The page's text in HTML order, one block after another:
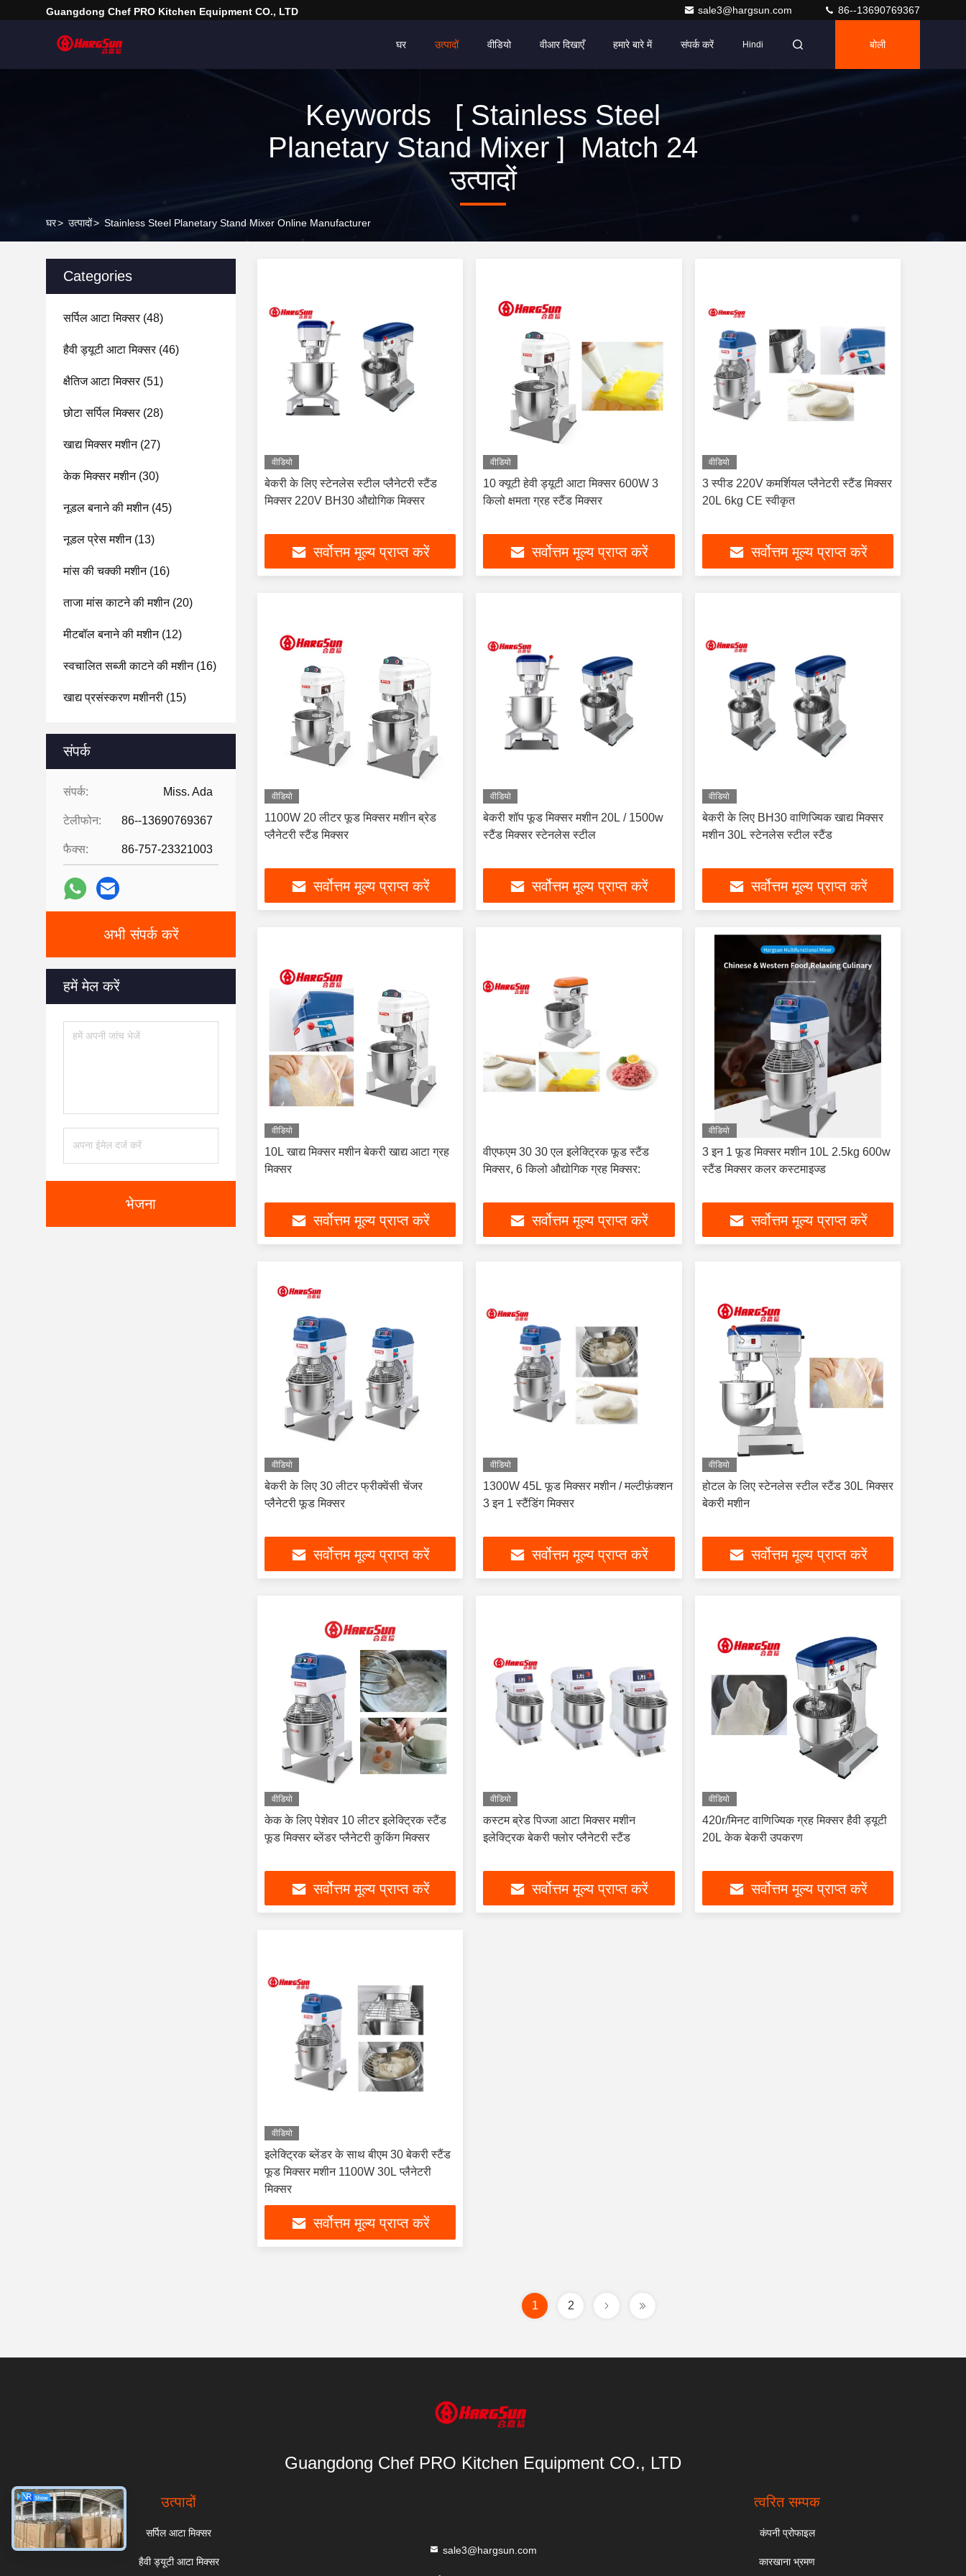
Guangdong Chef PRO Kitchen Equipment CO., LTD sale3@hargsun.com 86--13690769367
घर उत्पादों वीडियो वीआर दिखाएँ हमारे बारे में संपर्क करें Hindi बोली
Keywords [ Stainless Steel
Planetary Stand Mixer ] Match 24
उत्पादों
घर> उत्पादों> Stainless Steel Planetary Stand Mixer Online Manufacturer
Categories
सर्पिल आटा मिक्सर(48)
हैवी ड्यूटी आटा मिक्सर(46)
क्षैतिज आटा मिक्सर(51)
छोटा सर्पिल मिक्सर(28)
खाद्य मिक्सर मशीन(27)
केक मिक्सर मशीन(30)
नूडल बनाने की मशीन(45)
नूडल प्रेस मशीन(13)
मांस की चक्की मशीन(16)
ताजा मांस काटने की मशीन(20)
मीटबॉल बनाने की मशीन(12)
स्वचालित सब्जी काटने की मशीन(16)
खाद्य प्रसंस्करण मशीनरी (15)
संपर्क
संपर्क: Miss. Ada
टेलीफोन: 86--13690769367
फैक्स: 86-757-23321003
अभी संपर्क करें
हमें मेल करें
भेजना
वीडियो
बेकरी के लिए स्टेनलेस स्टील प्लैनेटरी स्टैंड
मिक्सर 220V BH30 औद्योगिक मिक्सर
सर्वोत्तम मूल्य प्राप्त करें
वीडियो
10 क्यूटी हेवी ड्यूटी आटा मिक्सर 600W 3
किलो क्षमता ग्रह स्टैंड मिक्सर
सर्वोत्तम मूल्य प्राप्त करें
वीडियो
3 स्पीड 220V कमर्शियल प्लैनेटरी स्टैंड मिक्सर
20L 6kg CE स्वीकृत
सर्वोत्तम मूल्य प्राप्त करें
वीडियो
1100W 20 लीटर फूड मिक्सर मशीन ब्रेड
प्लैनेटरी स्टैंड मिक्सर
सर्वोत्तम मूल्य प्राप्त करें
वीडियो
बेकरी शॉप फूड मिक्सर मशीन 20L / 1500w
स्टैंड मिक्सर स्टेनलेस स्टील
सर्वोत्तम मूल्य प्राप्त करें
वीडियो
बेकरी के लिए BH30 वाणिज्यिक खाद्य मिक्सर
मशीन 30L स्टेनलेस स्टील स्टैंड
सर्वोत्तम मूल्य प्राप्त करें
वीडियो
10L खाद्य मिक्सर मशीन बेकरी खाद्य आटा ग्रह
मिक्सर
सर्वोत्तम मूल्य प्राप्त करें
वीएफएम 30 30 एल इलेक्ट्रिक फूड स्टैंड
मिक्सर, 6 किलो औद्योगिक ग्रह मिक्सर:
सर्वोत्तम मूल्य प्राप्त करें
वीडियो
3 इन 1 फूड मिक्सर मशीन 10L 2.5kg 600w
स्टैंड मिक्सर कलर कस्टमाइज्ड
सर्वोत्तम मूल्य प्राप्त करें
वीडियो
बेकरी के लिए 30 लीटर फ्रीक्वेंसी चेंजर
प्लैनेटरी फूड मिक्सर
सर्वोत्तम मूल्य प्राप्त करें
वीडियो
1300W 45L फूड मिक्सर मशीन / मल्टीफ़ंक्शन
3 इन 1 स्टैंडिंग मिक्सर
सर्वोत्तम मूल्य प्राप्त करें
वीडियो
होटल के लिए स्टेनलेस स्टील स्टैंड 30L मिक्सर
बेकरी मशीन
सर्वोत्तम मूल्य प्राप्त करें
वीडियो
केक के लिए पेशेवर 10 लीटर इलेक्ट्रिक स्टैंड
फूड मिक्सर ब्लेंडर प्लैनेटरी कुकिंग मिक्सर
सर्वोत्तम मूल्य प्राप्त करें
वीडियो
कस्टम ब्रेड पिज्जा आटा मिक्सर मशीन
इलेक्ट्रिक बेकरी फ्लोर प्लैनेटरी स्टैंड
सर्वोत्तम मूल्य प्राप्त करें
वीडियो
420r/मिनट वाणिज्यिक ग्रह मिक्सर हैवी ड्यूटी
20L केक बेकरी उपकरण
सर्वोत्तम मूल्य प्राप्त करें
वीडियो
इलेक्ट्रिक ब्लेंडर के साथ बीएम 30 बेकरी स्टैंड
फूड मिक्सर मशीन 1100W 30L प्लैनेटरी
मिक्सर
सर्वोत्तम मूल्य प्राप्त करें
1 2
Guangdong Chef PRO Kitchen Equipment CO., LTD
उत्पादों
सर्पिल आटा मिक्सर
हैवी ड्यूटी आटा मिक्सर
sale3@hargsun.com
त्वरित सम्पक
कंपनी प्रोफाइल
कारखाना भ्रमण